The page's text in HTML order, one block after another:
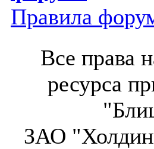
Правила
Все права
ресурса
ЗАО